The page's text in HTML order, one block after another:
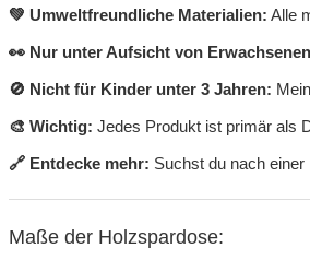
💚 Umweltfreundliche Materialien: Alle
👀 Nur unter Aufsicht von
🚫 Nicht für Kinder unter 3 Jahren:
🎨 Wichtig: Jedes Produkt ist primär als
🔗 Entdecke mehr: Suchst du nach
Maße der Holzspardose: